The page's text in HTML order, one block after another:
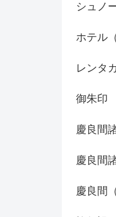
シュノ
ホテル
レンタ
御朱印
慶良間
慶良間
慶良間